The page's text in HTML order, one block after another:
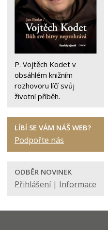
P. Vojtěch Kodet v
obsáhlém knižním
rozhovoru líčí svůj
životní příběh.
LÍBÍ SE VÁM NÁŠ WEB?
Podpořte nás
ODBĚR NOVINEK
Přihlášení| Informace